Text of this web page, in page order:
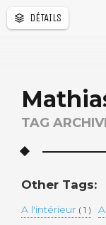
DÉTAILS
TAG
Other Tags:
A l'intérieur ( 1 )